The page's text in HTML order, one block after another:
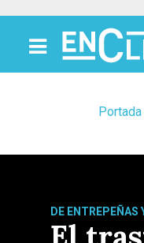
Portada
DE ENTREPEÑAS